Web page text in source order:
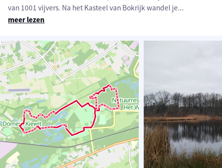
van 1001 vijvers. Na het Kasteel van Bokrijk wandel je...
meer lezen